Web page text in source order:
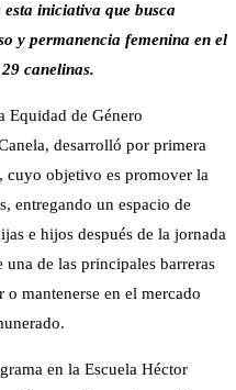
iniciativa que busca
y permanencia femenina en el
canelinas.
Equidad de Género
desarrolló por primera
cuyo objetivo es promover la
entregando un espacio de
e hijos después de la jornada
de las principales barreras
mantenerse en el mercado
en la Escuela Héctor